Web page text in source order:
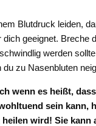
Blutdruck leiden,
geeignet. Breche
werden
zu Nasenbluten
wenn es heißt,
sein kann,
wird! Sie kann